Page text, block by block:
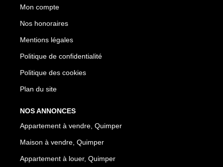
Mon compte
Nos honoraires
Mentions légales
Politique de confidentialité
Politique des cookies
Plan du site
NOS ANNONCES
Appartement à vendre, Quimper
Maison à vendre, Quimper
Appartement à louer, Quimper